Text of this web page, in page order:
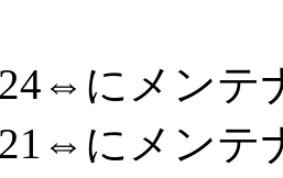
にメンテ
にメンテ